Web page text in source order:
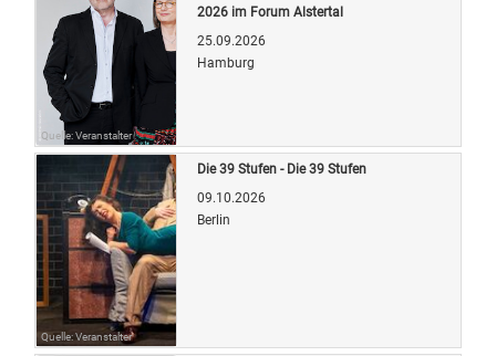
Quelle: Veranstalter
2026 im Forum Alstertal
25.09.2026
Hamburg
Quelle: Veranstalter
Die 39 Stufen - Die 39 Stufen
09.10.2026
Berlin